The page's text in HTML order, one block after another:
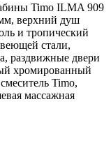
Timo ILMA 909
верхний душ
и тропический
стали,
раздвижные двери
хромированный
Timo,
массажная